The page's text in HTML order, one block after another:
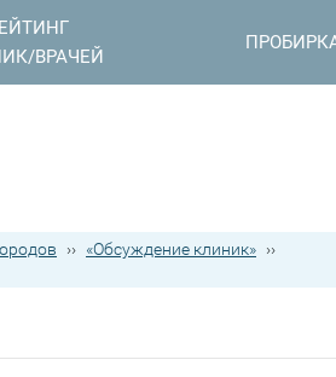
ВРАЧЕЙ
›› «Обсуждение клиник» ››